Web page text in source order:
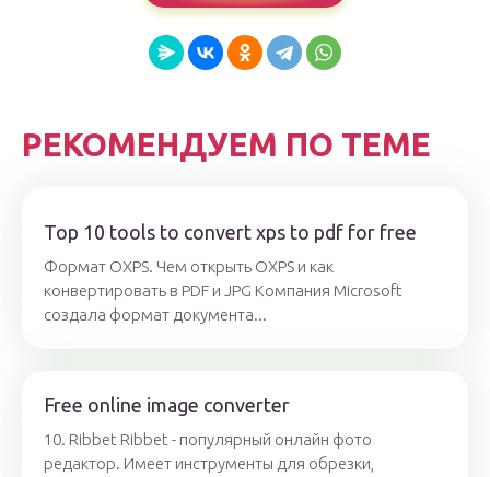
РЕКОМЕНДУЕМ ПО ТЕМЕ
Top 10 tools to convert xps to pdf for free
Формат OXPS. Чем открыть OXPS и как
конвертировать в PDF и JPG Компания Microsoft
создала формат документа...
Free online image converter
10. Ribbet Ribbet - популярный онлайн фото
редактор. Имеет инструменты для обрезки,